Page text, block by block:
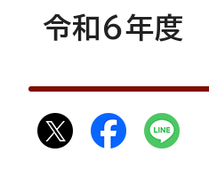
令和6年度